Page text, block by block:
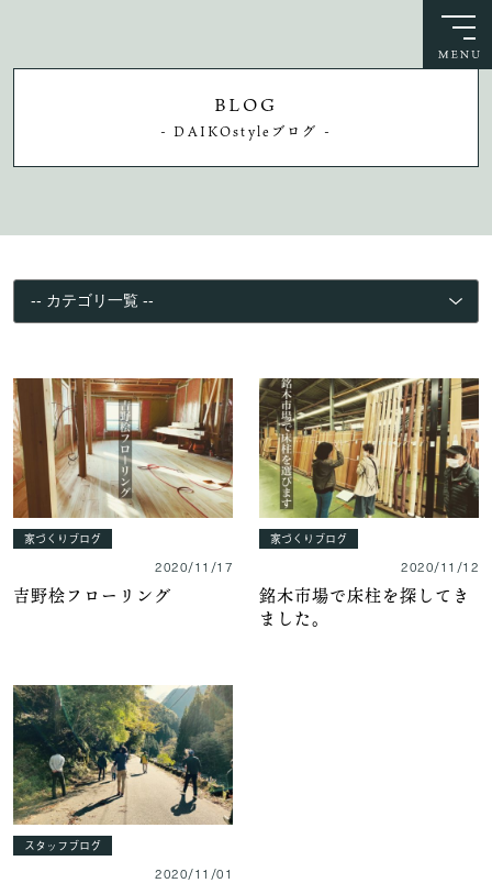
BLOG
- DAIKOstyleブログ -
家づくりブログ
2020/11/17
吉野桧フローリング
家づくりブログ
2020/11/12
銘木市場で床柱を探してき
ました。
スタッフブログ
2020/11/01